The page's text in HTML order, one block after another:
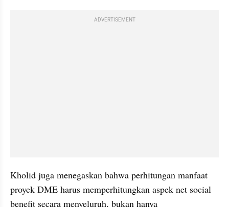
ADVERTISEMENT
Kholid juga menegaskan bahwa perhitungan manfaat
proyek DME harus memperhitungkan aspek net social
benefit secara menyeluruh, bukan hanya